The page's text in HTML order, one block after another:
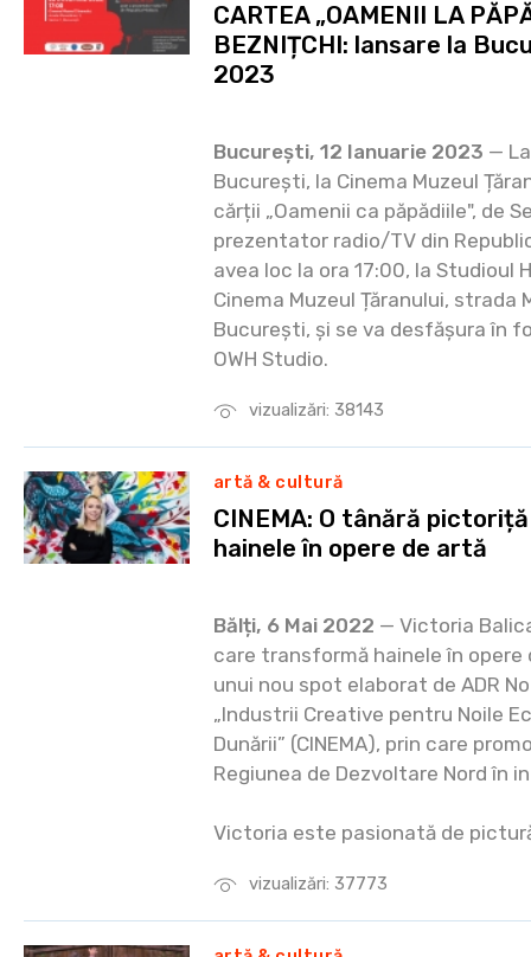
vizualizări: 38143
CARTEA „OAMENII LA
BEZNIȚCHI: lansare la
2023
București, 12 Ianuarie 2023 —
București, la Cinema Muzeul
cărții „Oamenii ca păpădiile", de
prezentator radio/TV din
avea loc la ora 17:00, la Studioul
Cinema Muzeul Țăranului, strada
București, și se va desfășura în
OWH Studio.
vizualizări: 37773
artă & cultură
CINEMA: O tânără
hainele în opere de artă
Bălți, 6 Mai 2022 — Victoria
care transformă hainele în
unui nou spot elaborat de ADR
„Industrii Creative pentru Noile
Dunării” (CINEMA), prin care
Regiunea de Dezvoltare Nord în
Victoria este pasionată de